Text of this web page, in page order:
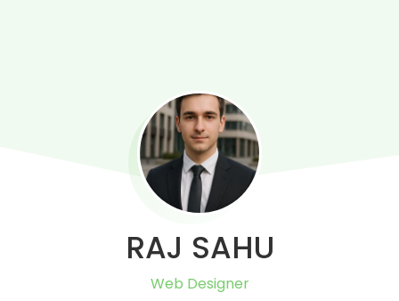
RAJ SAHU
Web Designer